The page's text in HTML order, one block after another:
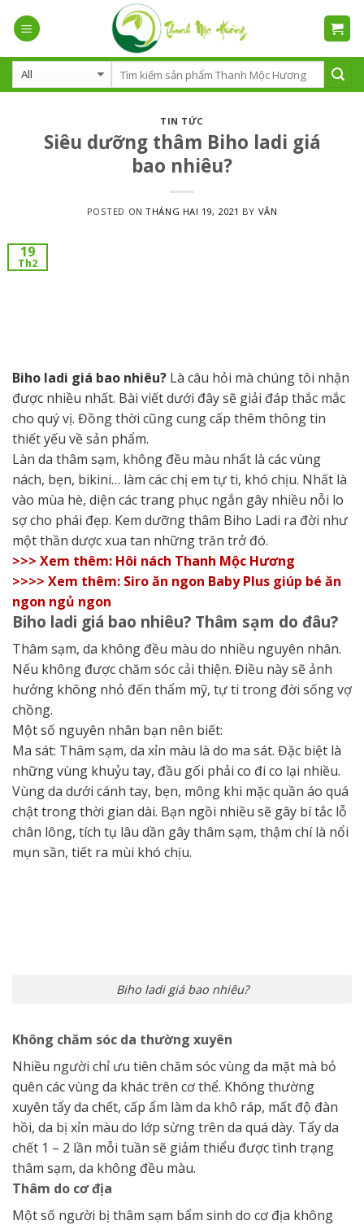
TIN TỨC
Siêu dưỡng thâm Biho ladi giá
bao nhiêu?
POSTED ONTHÁNG HAI 19, 2021 BY VÂN
19
Th2
Biho ladi giá bao nhiêu? Là câu hỏi mà chúng tôi nhận
được nhiều nhất. Bài viết dưới đây sẽ giải đáp thắc mắc
cho quý vị. Đồng thời cũng cung cấp thêm thông tin
thiết yếu về sản phẩm.
Làn da thâm sạm, không đều màu nhất là các vùng
nách, bẹn, bikini… làm các chị em tự ti, khó chịu. Nhất là
vào mùa hè, diện các trang phục ngắn gây nhiều nỗi lo
sợ cho phái đẹp. Kem dưỡng thâm Biho Ladi ra đời như
một thần dược xua tan những trăn trở đó.
>>> Xem thêm: Hôi nách Thanh Mộc Hương
>>>> Xem thêm: Siro ăn ngon Baby Plus giúp bé ăn
ngon ngủ ngon
Biho ladi giá bao nhiêu? Thâm sạm do đâu?
Thâm sạm, da không đều màu do nhiều nguyên nhân.
Nếu không được chăm sóc cải thiện. Điều này sẽ ảnh
hưởng không nhỏ đến thẩm mỹ, tự ti trong đời sống vợ
chồng.
Một số nguyên nhân bạn nên biết:
Ma sát: Thâm sạm, da xỉn màu là do ma sát. Đặc biệt là
những vùng khuỷu tay, đầu gối phải co đi co lại nhiều.
Vùng da dưới cánh tay, bẹn, mông khi mặc quần áo quá
chật trong thời gian dài. Bạn ngồi nhiều sẽ gây bí tắc lỗ
chân lông, tích tụ lâu dần gây thâm sạm, thậm chí là nổi
mụn sần, tiết ra mùi khó chịu.
Biho ladi giá bao nhiêu?
Không chăm sóc da thường xuyên
Nhiều người chỉ ưu tiên chăm sóc vùng da mặt mà bỏ
quên các vùng da khác trên cơ thể. Không thường
xuyên tẩy da chết, cấp ẩm làm da khô ráp, mất độ đàn
hồi, da bị xỉn màu do lớp sừng trên da quá dày. Tẩy da
chết 1 – 2 lần mỗi tuần sẽ giảm thiểu được tình trạng
thâm sạm, da không đều màu.
Thâm do cơ địa
Một số người bị thâm sạm bẩm sinh do cơ địa không